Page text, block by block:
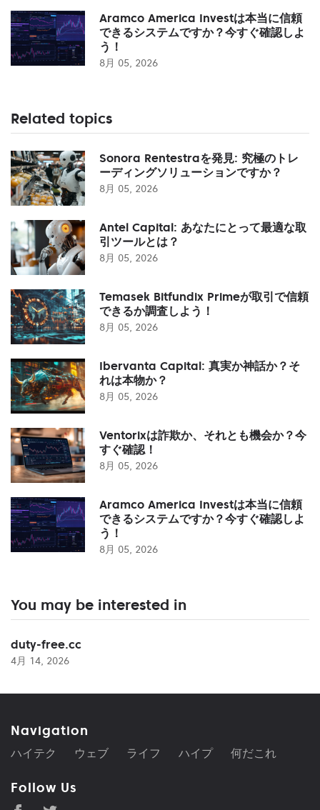
Aramco America Investは本当に信頼
できるシステムですか？今すぐ確認しよ
う！
8月 05, 2026
Related topics
Sonora Rentestraを発見: 究極のトレ
ーディングソリューションですか？
8月 05, 2026
Antel Capital: あなたにとって最適な取
引ツールとは？
8月 05, 2026
Temasek Bitfundix Primeが取引で信頼
できるか調査しよう！
8月 05, 2026
Ibervanta Capital: 真実か神話か？そ
れは本物か？
8月 05, 2026
Ventorixは詐欺か、それとも機会か？今
すぐ確認！
8月 05, 2026
Aramco America Investは本当に信頼
できるシステムですか？今すぐ確認しよ
う！
8月 05, 2026
You may be interested in
duty-free.cc
4月 14, 2026
Navigation
ハイテク ウェブ ライフ ハイプ 何だこれ
Follow Us